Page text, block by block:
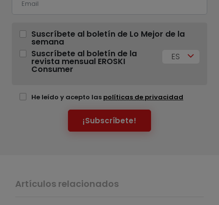
Suscríbete al boletín de Lo Mejor de la
semana
Suscríbete al boletín de la
revista mensual EROSKI
Consumer
ES
He leído y acepto las políticas de privacidad
¡Subscríbete!
Artículos relacionados